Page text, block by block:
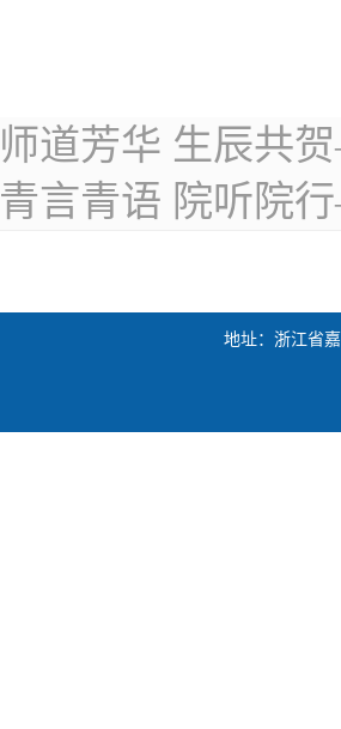
师道芳华 生辰共
青言青语 院听院
地址：浙江省